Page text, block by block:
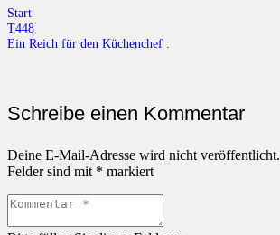
Start
T448
Ein Reich für den Küchenchef .
Schreibe einen Kommentar
Deine E-Mail-Adresse wird nicht veröffentlicht.
Felder sind mit * markiert